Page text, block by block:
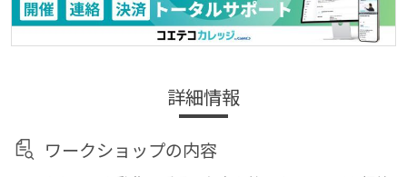
詳細情報
ワークショップの内容